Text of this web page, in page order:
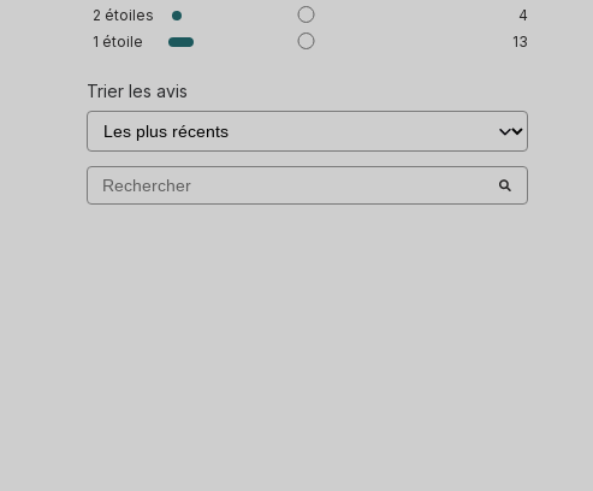
2 étoiles
4
1 étoile 13
Trier les avis